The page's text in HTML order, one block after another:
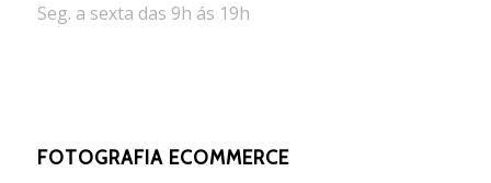
Seg. a sexta das 9h ás 19h
FOTOGRAFIA ECOMMERCE